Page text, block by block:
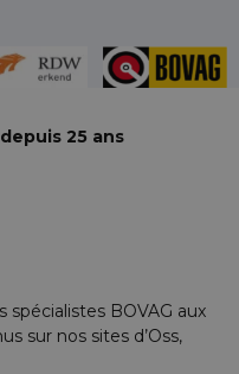
25 ans
spécialistes BOVAG aux
sur nos sites d’Oss,